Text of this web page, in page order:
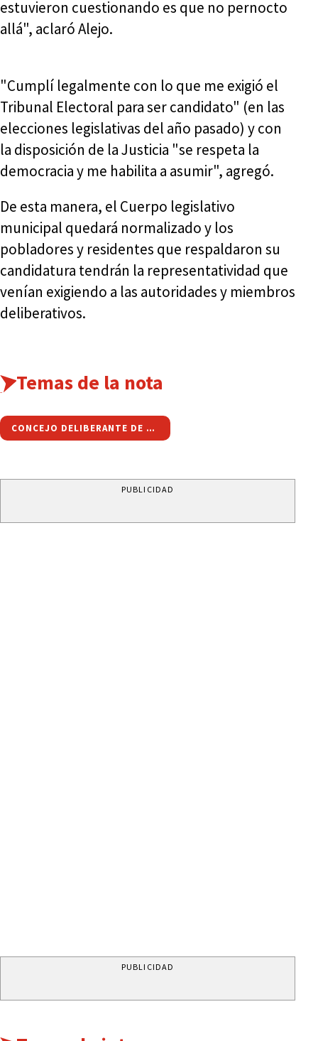
estuvieron cuestionando es que no pernocto
allá", aclaró Alejo.
"Cumplí legalmente con lo que me exigió el
Tribunal Electoral para ser candidato" (en las
elecciones legislativas del año pasado) y con
la disposición de la Justicia "se respeta la
democracia y me habilita a asumir", agregó.
De esta manera, el Cuerpo legislativo
municipal quedará normalizado y los
pobladores y residentes que respaldaron su
candidatura tendrán la representatividad que
venían exigiendo a las autoridades y miembros
deliberativos.
Temas de la nota
CONCEJO DELIBERANTE DE EL AGUILAR
PUBLICIDAD
PUBLICIDAD